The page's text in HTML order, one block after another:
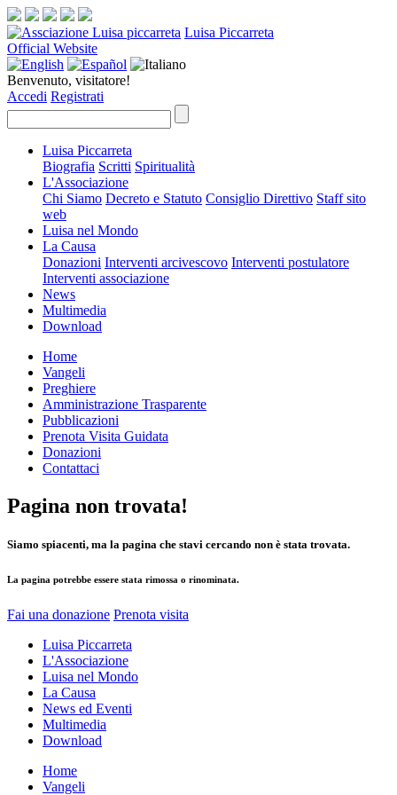
Luisa Piccarreta
Official Website
Benvenuto, visitatore!
Accedi Registrati
Luisa Piccarreta
Biografia Scritti Spiritualità
L'Associazione
Chi Siamo Decreto e Statuto Consiglio Direttivo Staff sito
web
Luisa nel Mondo
La Causa
Donazioni Interventi arcivescovo Interventi postulatore
Interventi associazione
News
Multimedia
Download
Home
Vangeli
Preghiere
Amministrazione Trasparente
Pubblicazioni
Prenota Visita Guidata
Donazioni
Contattaci
Pagina non trovata!
Siamo spiacenti, ma la pagina che stavi cercando non è stata trovata.
La pagina potrebbe essere stata rimossa o rinominata.
Fai una donazione Prenota visita
Luisa Piccarreta
L'Associazione
Luisa nel Mondo
La Causa
News ed Eventi
Multimedia
Download
Home
Vangeli